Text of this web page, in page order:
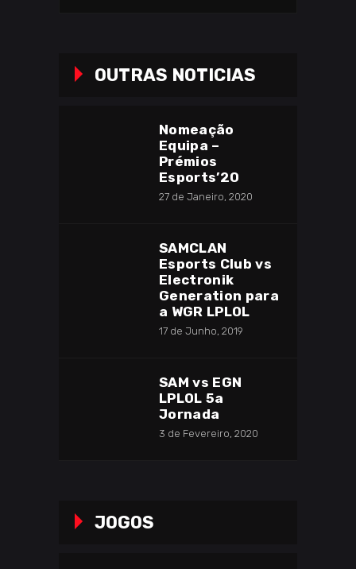
OUTRAS NOTICIAS
Nomeação
Equipa –
Prémios
Esports’20
27 de Janeiro, 2020
SAMCLAN
Esports Club vs
Electronik
Generation para
a WGR LPLOL
17 de Junho, 2019
SAM vs EGN
LPLOL 5a
Jornada
3 de Fevereiro, 2020
JOGOS